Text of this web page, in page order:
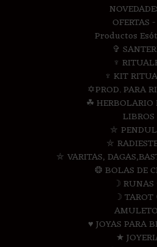
OFERTAS
Productos
✞
♆
♆ KIT
✡PROD. PARA
☘ HERBOLARIO
LIBROS
⛤
⛤
⛤ VARITAS,
❂ BOLAS DE
☽ RUNAS
☽ TAROT
♥ JOYAS PARA
★